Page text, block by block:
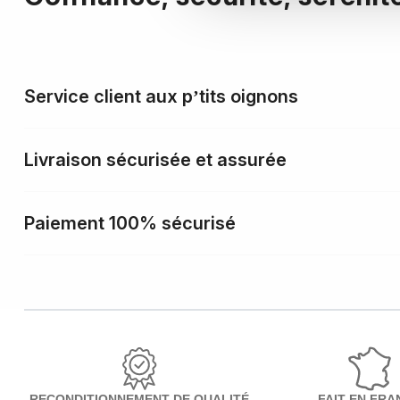
Service client aux p’tits oignons
Livraison sécurisée et assurée
Paiement 100% sécurisé